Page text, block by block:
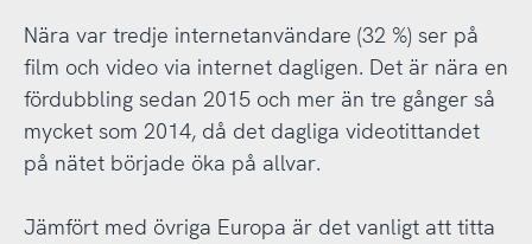
Nära var tredje internetanvändare (32 %) ser på
film och video via internet dagligen. Det är nära en
fördubbling sedan 2015 och mer än tre gånger så
mycket som 2014, då det dagliga videotittandet
på nätet började öka på allvar.
Jämfört med övriga Europa är det vanligt att titta